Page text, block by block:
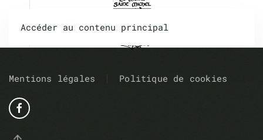
Accéder au contenu principal
Mentions légales Politique de cookies